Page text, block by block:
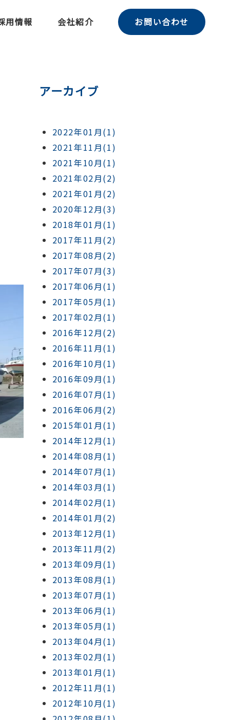
用情報 会社紹介 お問い合わせ
アーカイブ
2022年01月(1)
2021年11月(1)
2021年10月(1)
2021年02月(2)
2021年01月(2)
2020年12月(3)
2018年01月(1)
2017年11月(2)
2017年08月(2)
2017年07月(3)
2017年06月(1)
2017年05月(1)
2017年02月(1)
2016年12月(2)
2016年11月(1)
2016年10月(1)
2016年09月(1)
2016年07月(1)
2016年06月(2)
2015年01月(1)
2014年12月(1)
2014年08月(1)
2014年07月(1)
2014年03月(1)
2014年02月(1)
2014年01月(2)
2013年12月(1)
2013年11月(2)
2013年09月(1)
2013年08月(1)
2013年07月(1)
2013年06月(1)
2013年05月(1)
2013年04月(1)
2013年02月(1)
2013年01月(1)
2012年11月(1)
2012年10月(1)